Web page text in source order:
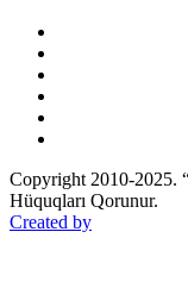
Copyright 2010-2025.
Hüquqları Qorunur.
Created by